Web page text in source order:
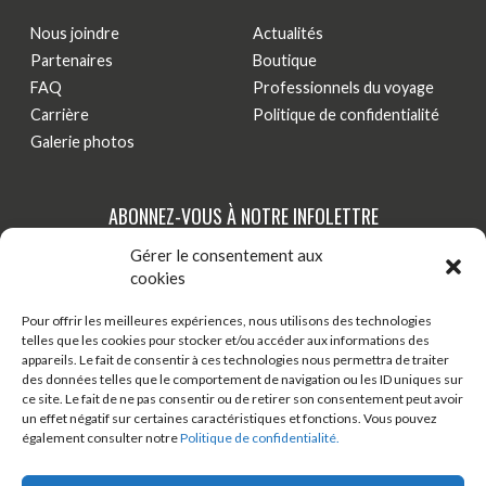
Gérer le consentement aux
cookies
Pour offrir les meilleures expériences, nous utilisons des technologies
telles que les cookies pour stocker et/ou accéder aux informations des
appareils. Le fait de consentir à ces technologies nous permettra de traiter
des données telles que le comportement de navigation ou les ID uniques sur
ce site. Le fait de ne pas consentir ou de retirer son consentement peut avoir
un effet négatif sur certaines caractéristiques et fonctions. Vous pouvez
également consulter notrePolitique de confidentialité.
Nous joindre
Partenaires
FAQ
Carrière
Galerie photos
Actualités
Boutique
Professionnels du voyage
Politique de confidentialité
ABONNEZ-VOUS À NOTRE INFOLETTRE
Tenez-vous au courant de nos dernières actualités,
nouveautés et promotions par courriel!
S'INSCRIRE
TÉLÉCHARGER ONDAGO
BOUTIQUE EN LIGNE